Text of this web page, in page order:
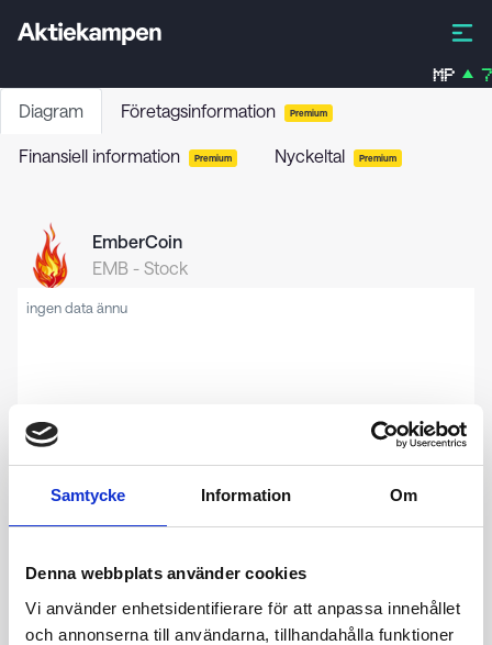
Samtycke Information Om
Denna webbplats använder cookies
Vi använder enhetsidentifierare för att anpassa innehållet
och annonserna till användarna, tillhandahålla funktioner
MP
Diagram Företagsinformation Premium
Finansiell information Premium Nyckeltal Premium
EmberCoin
EMB - Stock
ingen data ännu